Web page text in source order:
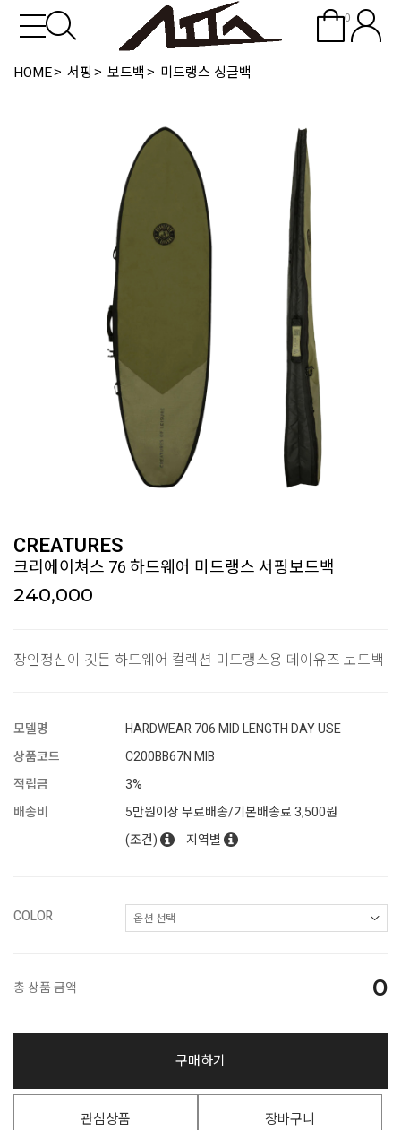
0
HOME 서핑 보드백 미드랭스 싱글백
CREATURES
크리에이쳐스 76 하드웨어 미드랭스 서핑보드백
240,000
장인정신이 깃든 하드웨어 컬렉션 미드랭스용 데이유즈 보드백
모델명
HARDWEAR 706 MID LENGTH DAY USE
상품코드
C200BB67N MIB
적립금
3%
배송비
5만원이상 무료배송/기본배송료 3,500원
(조건)
지역별
COLOR
총 상품 금액 0
구매하기
관심상품 장바구니